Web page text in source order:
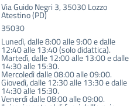
Via Guido Negri 3, 35030 Lozzo
Atestino (PD)
35030
Lunedì, dalle 8:00 alle 9:00 e dalle
12:40 alle 13:40 (solo didattica).
Martedì, dalle 12:00 alle 13:00 e dalle
14:30 alle 15:30.
Mercoledì dalle 08:00 alle 09:00.
Giovedì, dalle 12:30 alle 13:30 e dalle
14:30 alle 15:30.
Venerdì dalle 08:00 alle 09:00.